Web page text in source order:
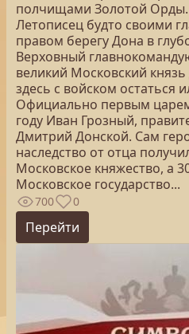
полчищами Золотой Орды.
Летописец будто своими
правом берегу Дона в
Верховный
великий Московский
здесь с войском остаться
Официально первым царем
году Иван Грозный,
Дмитрий Донской. Сам
наследство от отца
Московское княжество, а
Московское государство...
700 0
Перейти